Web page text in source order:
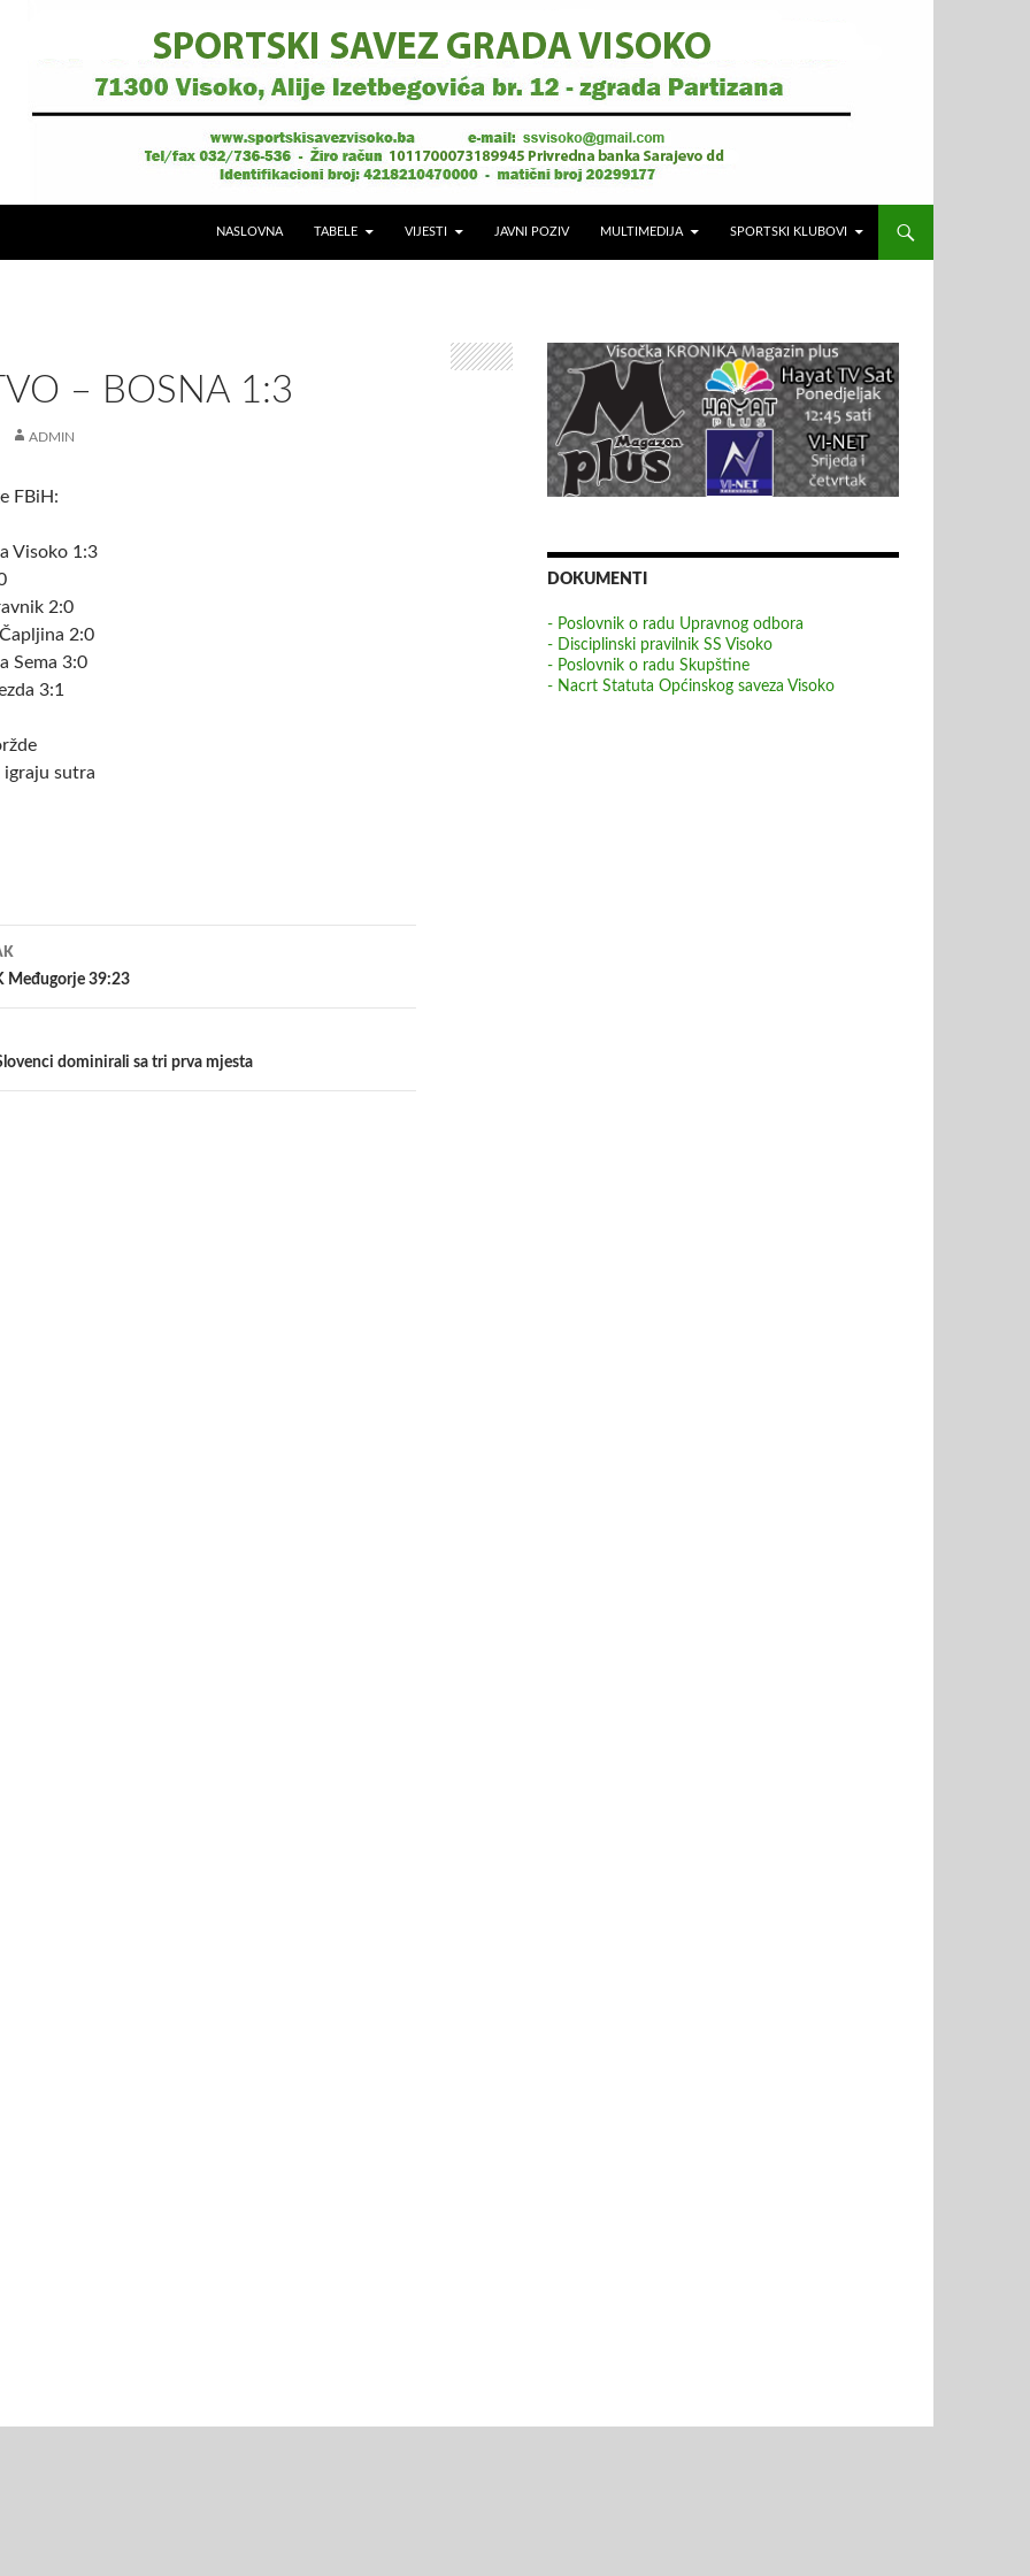
NASLOVNA TABELE VIJESTI JAVNI POZIV MULTIMEDIJA SPORTSKI KLUBOVI
– BOSNA 1:3
ADMIN
FBiH:
Visoko 1:3
2:0
2:0
Sema 3:0
3:1
igraju sutra
Međugorje 39:23
dominirali sa tri prva mjesta
DOKUMENTI
- Poslovnik o radu Upravnog odbora
- Disciplinski pravilnik SS Visoko
- Poslovnik o radu Skupštine
- Nacrt Statuta Općinskog saveza Visoko